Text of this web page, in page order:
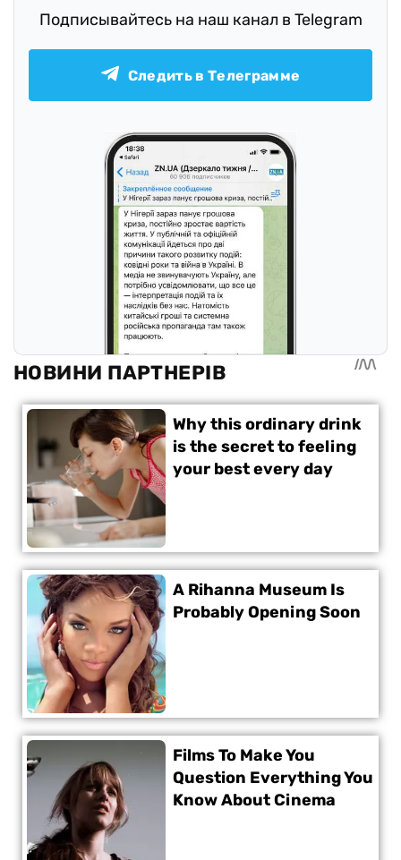
Подписывайтесь на наш канал в Telegram
Следить в Телеграмме